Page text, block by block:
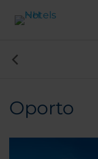
Oporto